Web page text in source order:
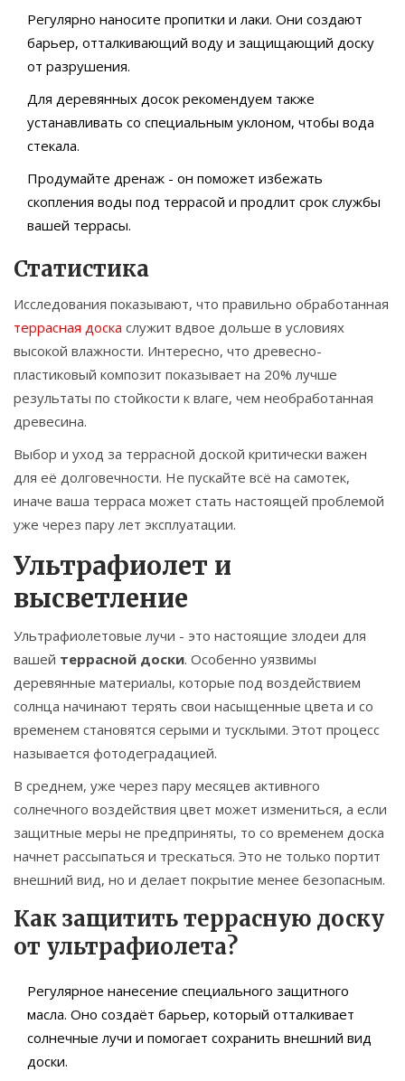
Регулярно наносите пропитки и лаки. Они создают
барьер, отталкивающий воду и защищающий доску
от разрушения.
Для деревянных досок рекомендуем также
устанавливать со специальным уклоном, чтобы вода
стекала.
Продумайте дренаж - он поможет избежать
скопления воды под террасой и продлит срок службы
вашей террасы.
Статистика
Исследования показывают, что правильно обработанная
террасная доска служит вдвое дольше в условиях
высокой влажности. Интересно, что древесно-
пластиковый композит показывает на 20% лучше
результаты по стойкости к влаге, чем необработанная
древесина.
Выбор и уход за террасной доской критически важен
для её долговечности. Не пускайте всё на самотек,
иначе ваша терраса может стать настоящей проблемой
уже через пару лет эксплуатации.
Ультрафиолет и
высветление
Ультрафиолетовые лучи - это настоящие злодеи для
вашей террасной доски. Особенно уязвимы
деревянные материалы, которые под воздействием
солнца начинают терять свои насыщенные цвета и со
временем становятся серыми и тусклыми. Этот процесс
называется фотодеградацией.
В среднем, уже через пару месяцев активного
солнечного воздействия цвет может измениться, а если
защитные меры не предприняты, то со временем доска
начнет рассыпаться и трескаться. Это не только портит
внешний вид, но и делает покрытие менее безопасным.
Как защитить террасную доску
от ультрафиолета?
Регулярное нанесение специального защитного
масла. Оно создаёт барьер, который отталкивает
солнечные лучи и помогает сохранить внешний вид
доски.